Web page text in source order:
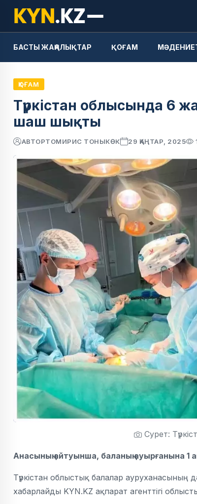
БАСТЫ ЖАҢАЛЫҚТАР ҚОҒАМ
ҚОҒАМ
Түркістан облысында 6
шаш шықты
АВТОРТОМИРИС ТОНЫКӨК 29 ҚАҢТАР, 2025
Сурет:
Анасының айтуынша, баланың ауырғанына 1
Түркістан облыстық балалар ауруханасының
хабарлайды KYN.KZ ақпарат агенттігі